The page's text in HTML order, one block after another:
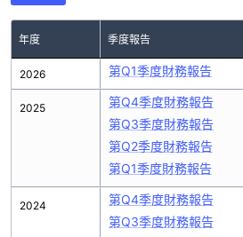
年度 季度報告
2026
2025
2024
第Q1季度財務報告
第Q4季度財務報告
第Q3季度財務報告
第Q2季度財務報告
第Q1季度財務報告
第Q4季度財務報告
第Q3季度財務報告